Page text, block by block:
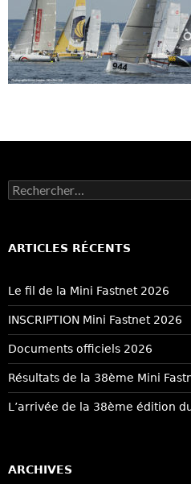
Rechercher :
ARTICLES RÉCENTS
Le fil de la Mini Fastnet 2026
INSCRIPTION Mini Fastnet 2026
Documents officiels 2026
Résultats de la 38ème Mini
L’arrivée de la 38ème édition
ARCHIVES